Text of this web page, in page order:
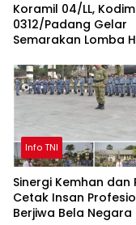
Koramil 04/LL, Kodim
0312/Padang Gelar
Semarakan Lomba
Lubeg dan Luki
Info TNI
Sinergi Kemhan dan
Cetak Insan
Berjiwa Bela Negara